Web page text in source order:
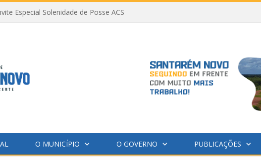
Especial Solenidade de Posse ACS
O MUNICÍPIO O GOVERNO PUBLICAÇÕES